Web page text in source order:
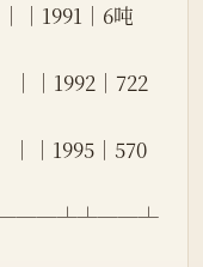
││1991│6吨
││1992│722
││1995│570